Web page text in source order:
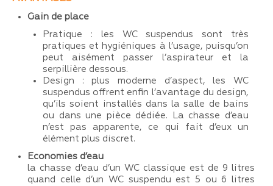
Gain de place
Pratique : les WC suspendus sont très
pratiques et hygiéniques à l’usage, puisqu’on
peut aisément passer l’aspirateur et la
serpillière dessous.
Design : plus moderne d’aspect, les WC
suspendus offrent enfin l’avantage du design,
qu’ils soient installés dans la salle de bains
ou dans une pièce dédiée. La chasse d’eau
n’est pas apparente, ce qui fait d’eux un
élément plus discret.
Economies d’eau
la chasse d’eau d’un WC classique est de 9 litres
quand celle d’un WC suspendu est 5 ou 6 litres